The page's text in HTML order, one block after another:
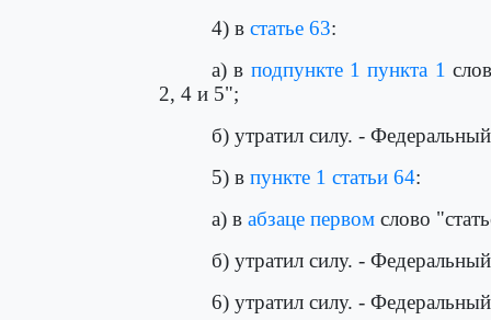
4) в статье 63:
а) в подпункте 1 пункта 1
2, 4 и 5";
б) утратил силу. -
5) в пункте 1 статьи 64:
а) в абзаце первом слово
б) утратил силу. -
6) утратил силу. -